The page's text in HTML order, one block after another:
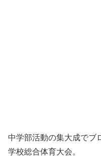
中学部活動の集大成でブ
学校総合体育大会。